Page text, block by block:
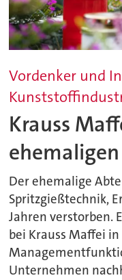
Vordenker und
Krauss
Der ehemalige
Spritzgießtechnik,
Jahren verstorben.
bei Krauss Maffei
Unternehmen